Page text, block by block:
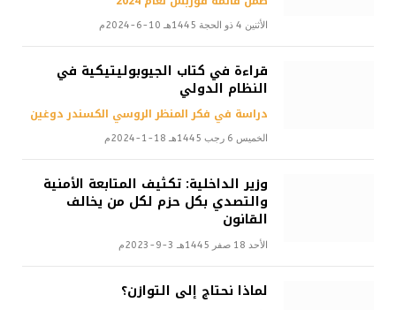
الأثنين 4 ذو الحجة 1445هـ 10-6-2024م
قراءة في كتاب الجيوبوليتيكية في
النظام الدولي
دراسة في فكر المنظر الروسي الكسندر دوغين
الخميس 6 رجب 1445هـ 18-1-2024م
وزير الداخلية: تكثيف المتابعة الأمنية
والتصدي بكل حزم لكل من يخالف
القانون
الأحد 18 صفر 1445هـ 3-9-2023م
لماذا نحتاج إلى التوازن؟